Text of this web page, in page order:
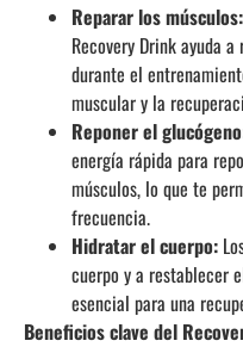
Reparar los músculos:
Recovery Drink ayuda
durante el
muscular y la
Reponer el
energía rápida para
músculos, lo que te
frecuencia.
Hidratar el cuerpo:
cuerpo y a restablecer
esencial para una
Beneficios clave del